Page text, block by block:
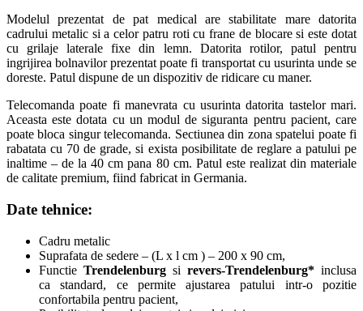
Modelul prezentat de pat medical are stabilitate mare datorita
cadrului metalic si a celor patru roti cu frane de blocare si este dotat
cu grilaje laterale fixe din lemn. Datorita rotilor, patul pentru
ingrijirea bolnavilor prezentat poate fi transportat cu usurinta unde se
doreste. Patul dispune de un dispozitiv de ridicare cu maner.
Telecomanda poate fi manevrata cu usurinta datorita tastelor mari.
Aceasta este dotata cu un modul de siguranta pentru pacient, care
poate bloca singur telecomanda. Sectiunea din zona spatelui poate fi
rabatata cu 70 de grade, si exista posibilitate de reglare a patului pe
inaltime – de la 40 cm pana 80 cm. Patul este realizat din materiale
de calitate premium, fiind fabricat in Germania.
Date tehnice:
Cadru metalic
Suprafata de sedere – (L x l cm ) – 200 x 90 cm,
Functie Trendelenburg si revers-Trendelenburg* inclusa
ca standard, ce permite ajustarea patului intr-o pozitie
confortabila pentru pacient,